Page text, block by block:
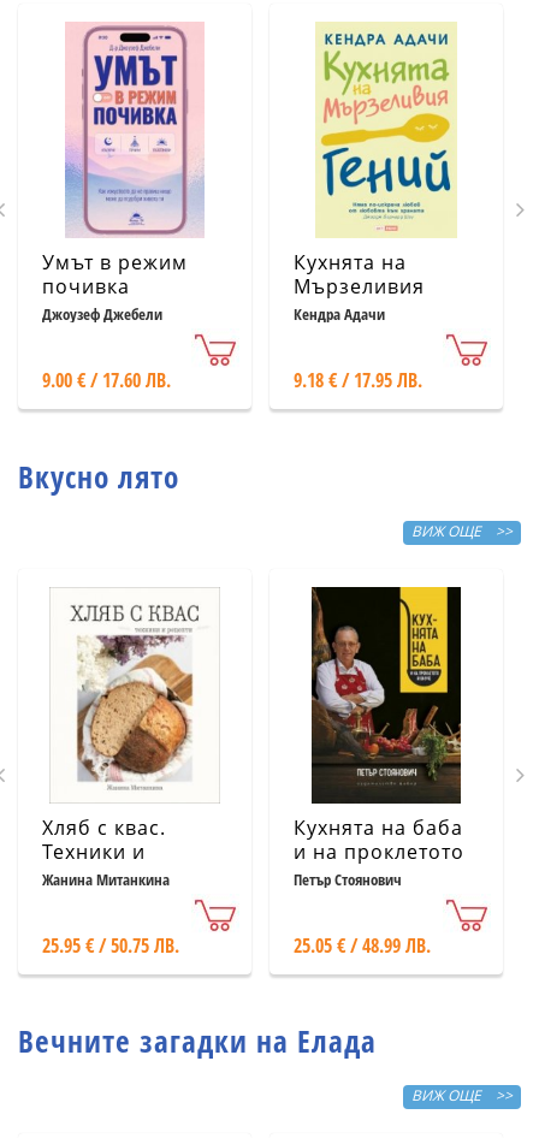
Умът в режим
почивка
Джоузеф Джебели
9.00 € / 17.60 ЛВ.
Кухнята на
Мързеливия
гений
Кендра Адачи
9.18 € / 17.95 ЛВ.
Вкусно лято
ВИЖ ОЩЕ >>
Хляб с квас.
Техники и
рецепти
Жанина Митанкина
25.95 € / 50.75 ЛВ.
Кухнята на баба
и на проклетото
й внуче
Петър Стоянович
25.05 € / 48.99 ЛВ.
Вечните загадки на Елада
ВИЖ ОЩЕ >>